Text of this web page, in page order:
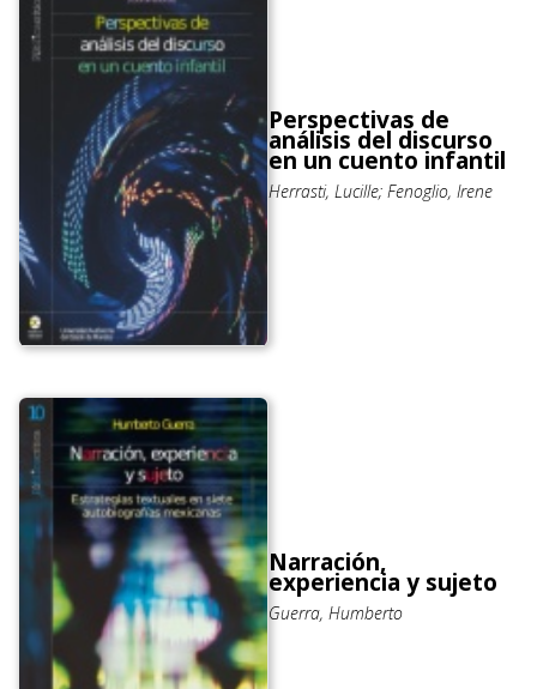
Perspectivas de
análisis del discurso
en un cuento infantil
Herrasti, Lucille; Fenoglio, Irene
Narración,
experiencia y sujeto
Guerra, Humberto